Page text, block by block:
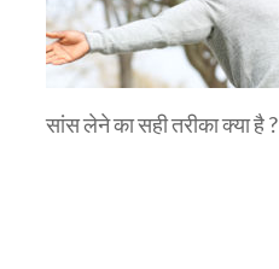
सांस लेने का सही तरीका क्या है ?